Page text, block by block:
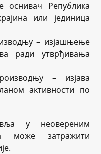
оснивач Република
или јединица
– изјашњење
ради утврђивања
– изјава
активности по
у неовереним
може затражити